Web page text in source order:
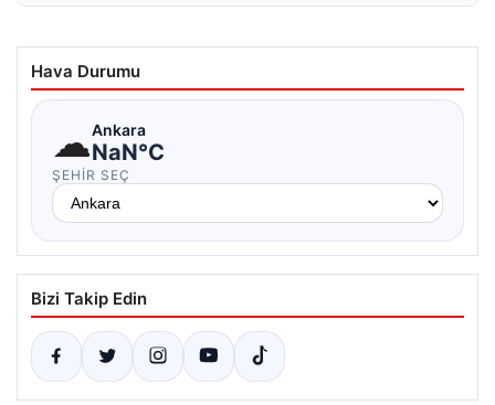
Hava Durumu
☁Ankara
NaN°C
ŞEHIR SEÇ
Bizi Takip Edin